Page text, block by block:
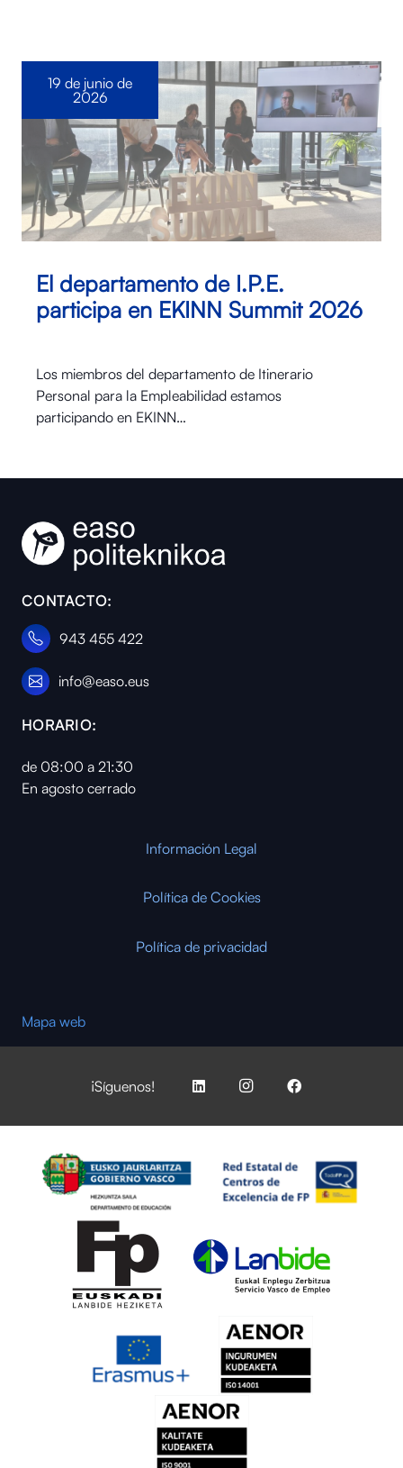
El departamento de I.P.E.
participa en EKINN Summit 2026
Los miembros del departamento de Itinerario
Personal para la Empleabilidad estamos
participando en EKINN…
19 de junio de
2026
CONTACTO:
943 455 422
info@easo.eus
HORARIO:
de 08:00 a 21:30
En agosto cerrado
Información Legal
Política de Cookies
Política de privacidad
Mapa web
¡Síguenos!